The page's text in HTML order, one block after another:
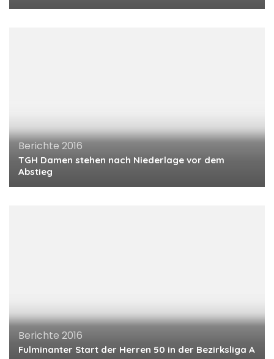
Berichte 2016
TGH Damen stehen nach Niederlage vor dem
Abstieg
Berichte 2016
Fulminanter Start der Herren 50 in der Bezirksliga A